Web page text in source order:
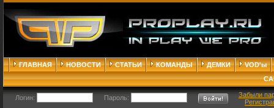
ГЛАВНАЯ НОВОСТИ СТАТЬИ КОМАНДЫ ДЕМКИ
VOD'ы
Логин: Пароль:
Забыли